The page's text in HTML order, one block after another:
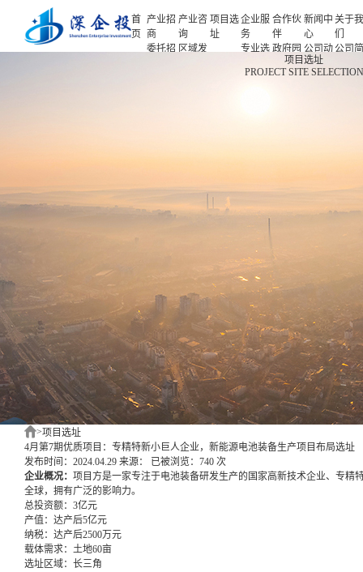
首
页
产业招
商
委托招
产业咨
询
区域发
专题研
究
项目选
址
企业服
务
专业选
项目申
合作伙
伴
政府园
企业客
新闻中
心
公司动
态
产业观
关于
们
公司
人力
新闻中心
项目选址
PROJECT SITE SELECTION
>项目选址
4月第7期优质项目：专精特新小巨人企业，新能源电池装备生产项目布局选址
发布时间：2024.04.29 来源：
已被浏览：740 次
企业概况： 项目方是一家专注于电池装备研发生产的国家高新技术企业、专精
全球，拥有广泛的影响力。
总投资额： 3亿元
产值： 达产后5亿元
纳税： 达产后2500万元
载体需求： 土地60亩
选址区域： 长三角